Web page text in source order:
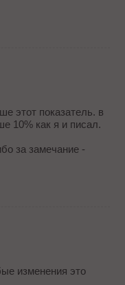
этот показатель. в
10% как я и писал.
за замечание -
изменения это